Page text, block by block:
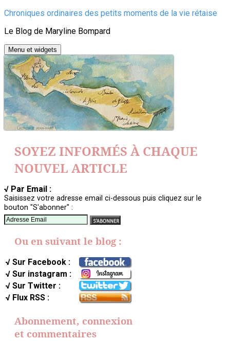
Aller
contenu
Chroniques ordinaires des petits moments de la vie rétaise
Le Blog de Maryline Bompard
Menu et widgets
SOYEZ INFORMÉS À CHAQUE
NOUVEL ARTICLE
√ Par Email :
Saisissez votre adresse email ci-dessous puis cliquez sur le
bouton "S'abonner" :
Ou en suivant le blog :
√ Sur Facebook :
√ Sur instagram :
√ Sur Twitter :
√ Flux RSS :
Abonnement, connexion
et commentaires